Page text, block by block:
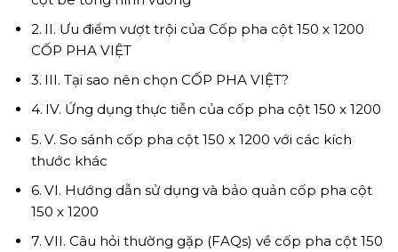
II. Ưu điểm vượt trội của Cốp pha cột 150 x 1200
CỐP PHA VIỆT
III. Tại sao nên chọn CỐP PHA VIỆT?
IV. Ứng dụng thực tiễn của cốp pha cột 150 x 1200
V. So sánh cốp pha cột 150 x 1200 với các kích
thước khác
VI. Hướng dẫn sử dụng và bảo quản cốp pha cột
150 x 1200
VII. Câu hỏi thường gặp (FAQs) về cốp pha cột 150